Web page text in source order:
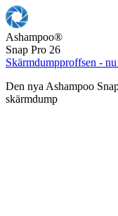
Ashampoo®
Snap Pro 26
Skärmdumpproffsen -
Den nya Ashampoo
skärmdump